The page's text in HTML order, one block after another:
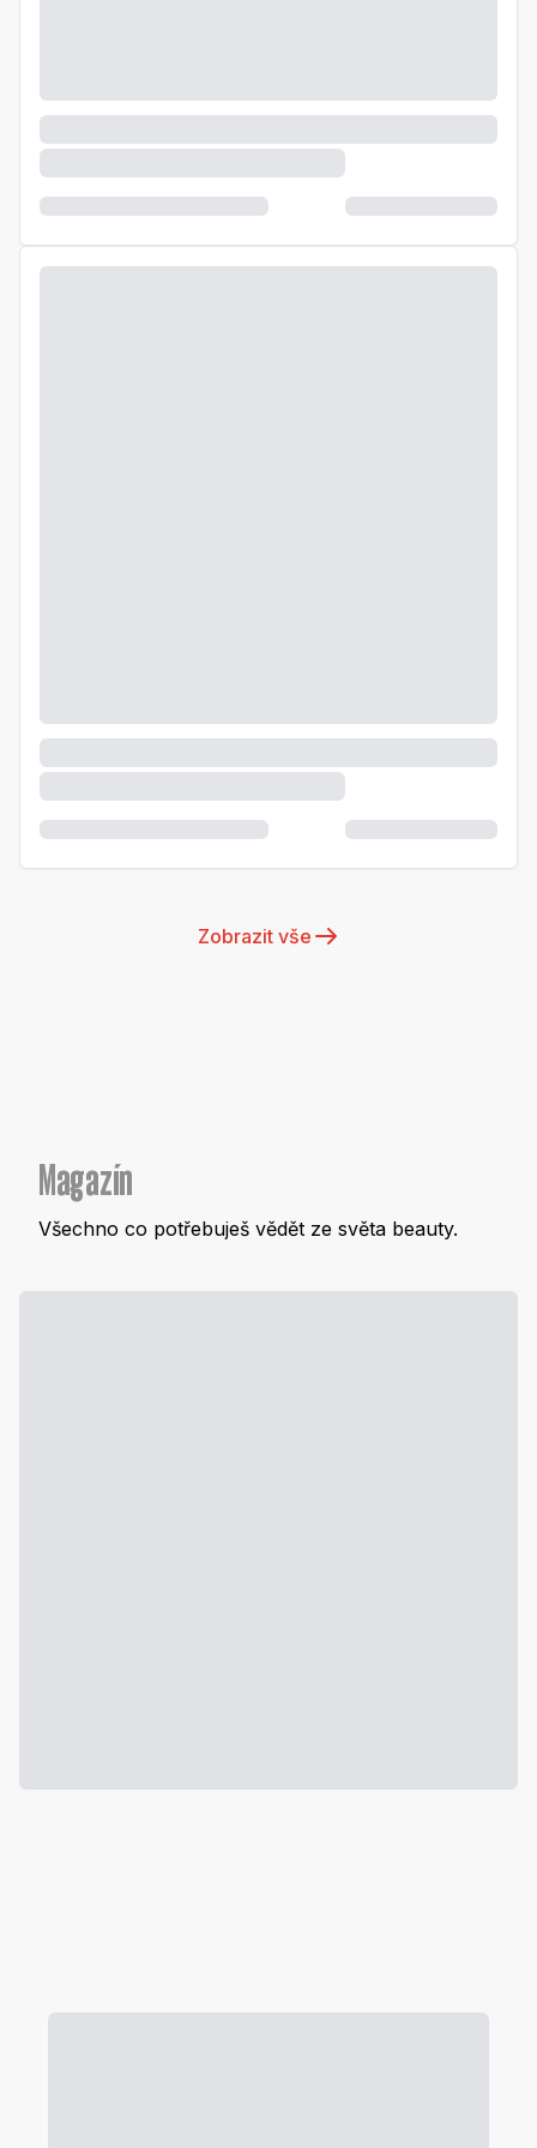
Zobrazit vše
Magazín
Všechno co potřebuješ vědět ze světa beauty.